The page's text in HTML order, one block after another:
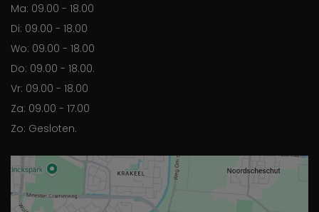
Ma: 09.00 - 18.00
Di: 09.00 - 18.00
Wo: 09.00 - 18.00
Do: 09.00 - 18.00.
Vr: 09.00 - 18.00
Za: 09.00 - 17.00
Zo: Gesloten.